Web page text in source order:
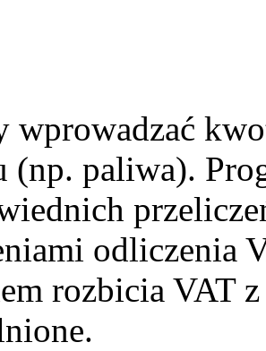
wprowadzać
(np. paliwa).
odliczenia
rozbicia VAT